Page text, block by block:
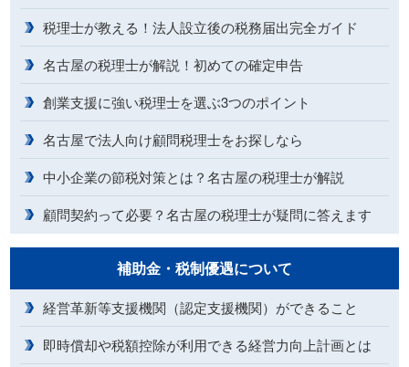
税理士が教える！法人設立後の税務届出完全ガイド
名古屋の税理士が解説！初めての確定申告
創業支援に強い税理士を選ぶ3つのポイント
名古屋で法人向け顧問税理士をお探しなら
中小企業の節税対策とは？名古屋の税理士が解説
顧問契約って必要？名古屋の税理士が疑問に答えます
補助金・税制優遇について
経営革新等支援機関（認定支援機関）ができること
即時償却や税額控除が利用できる経営力向上計画とは